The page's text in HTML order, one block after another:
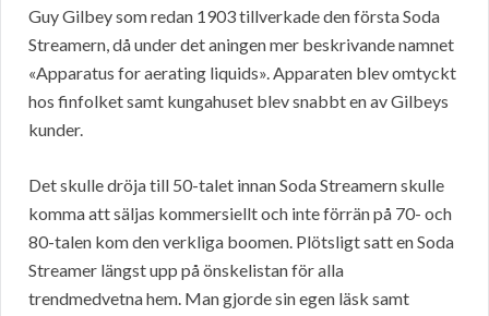
Guy Gilbey som redan 1903 tillverkade den första Soda
Streamern, då under det aningen mer beskrivande namnet
«Apparatus for aerating liquids». Apparaten blev omtyckt
hos finfolket samt kungahuset blev snabbt en av Gilbeys
kunder.
Det skulle dröja till 50-talet innan Soda Streamern skulle
komma att säljas kommersiellt och inte förrän på 70- och
80-talen kom den verkliga boomen. Plötsligt satt en Soda
Streamer längst upp på önskelistan för alla
trendmedvetna hem. Man gjorde sin egen läsk samt